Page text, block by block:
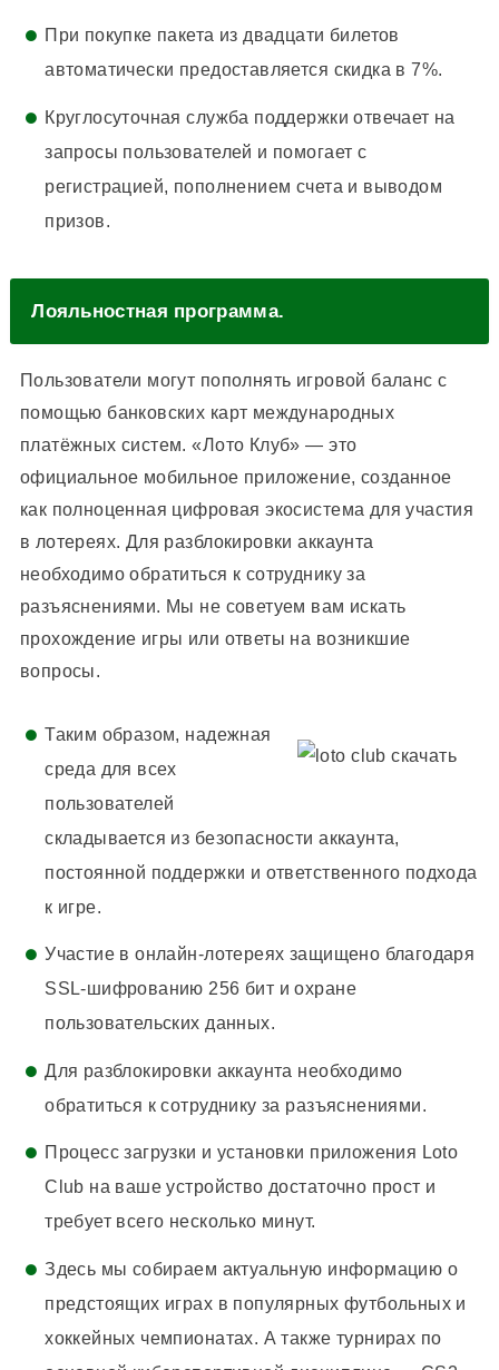
При покупке пакета из двадцати билетов
автоматически предоставляется скидка в 7%.
Круглосуточная служба поддержки отвечает на
запросы пользователей и помогает с
регистрацией, пополнением счета и выводом
призов.
Лояльностная программа.
Пользователи могут пополнять игровой баланс с
помощью банковских карт международных
платёжных систем. «Лото Клуб» — это
официальное мобильное приложение, созданное
как полноценная цифровая экосистема для участия
в лотереях. Для разблокировки аккаунта
необходимо обратиться к сотруднику за
разъяснениями. Мы не советуем вам искать
прохождение игры или ответы на возникшие
вопросы.
Таким образом, надежная
среда для всех
пользователей
складывается из безопасности аккаунта,
постоянной поддержки и ответственного подхода
к игре.
Участие в онлайн-лотереях защищено благодаря
SSL-шифрованию 256 бит и охране
пользовательских данных.
Для разблокировки аккаунта необходимо
обратиться к сотруднику за разъяснениями.
Процесс загрузки и установки приложения Loto
Club на ваше устройство достаточно прост и
требует всего несколько минут.
Здесь мы собираем актуальную информацию о
предстоящих играх в популярных футбольных и
хоккейных чемпионатах. А также турнирах по